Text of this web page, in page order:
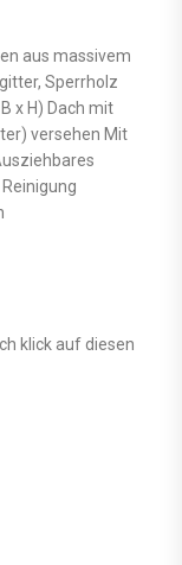
aus massivem
Sperrholz
x H) Dach mit
versehen Mit
klick auf diesen